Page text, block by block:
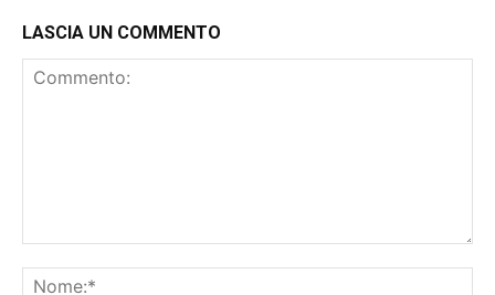
LASCIA UN COMMENTO